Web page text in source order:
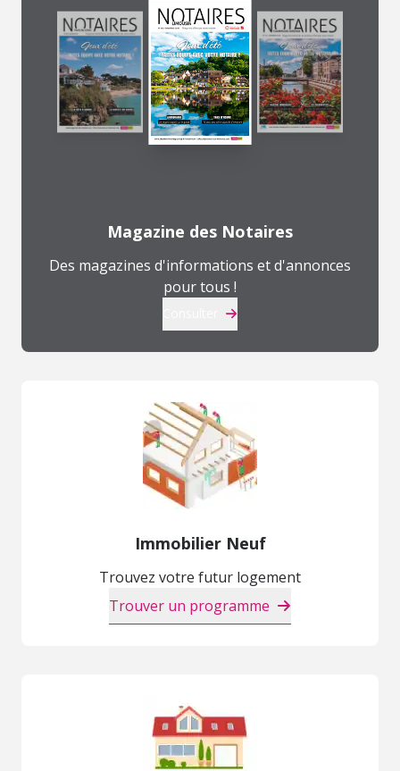
Magazine des Notaires
Des magazines d'informations et d'annonces
pour tous !
Immobilier Neuf
Trouvez votre futur logement
Trouver un programme